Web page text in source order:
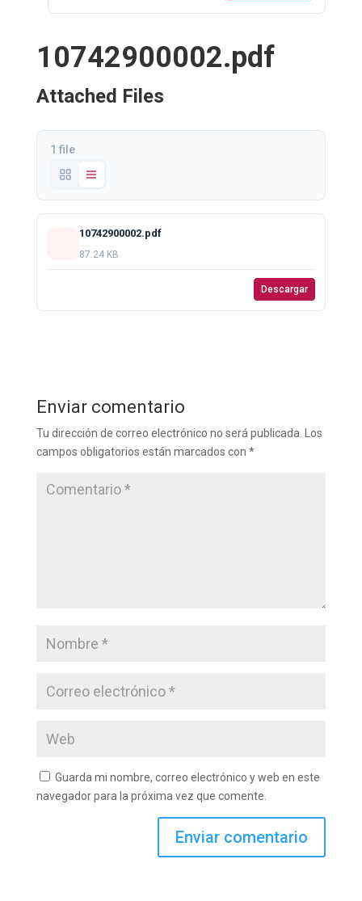
10742900002.pdf
Attached Files
1 file
10742900002.pdf
87.24 KB
Descargar
Enviar comentario
Tu dirección de correo electrónico no será publicada.
Los
campos obligatorios están marcados con *
Guarda mi nombre, correo electrónico y web en este
navegador para la próxima vez que comente.